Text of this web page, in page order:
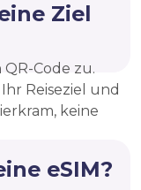
Ziel
Code zu.
Reiseziel und
keine
eSIM?